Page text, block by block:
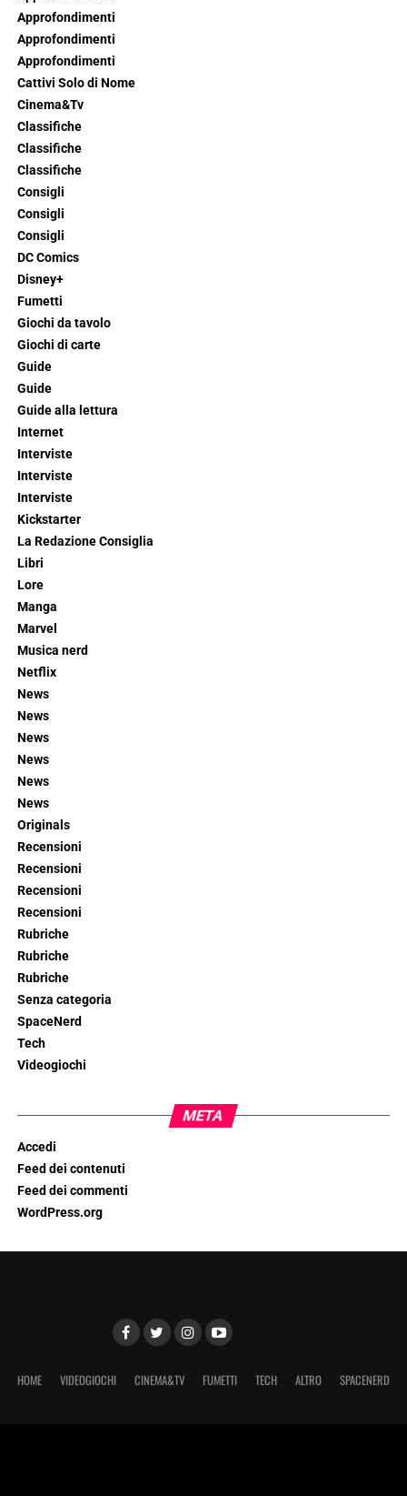
Approfondimenti
Approfondimenti
Approfondimenti
Cattivi Solo di Nome
Cinema&Tv
Classifiche
Classifiche
Classifiche
Consigli
Consigli
Consigli
DC Comics
Disney+
Fumetti
Giochi da tavolo
Giochi di carte
Guide
Guide
Guide alla lettura
Internet
Interviste
Interviste
Interviste
Kickstarter
La Redazione Consiglia
Libri
Lore
Manga
Marvel
Musica nerd
Netflix
News
News
News
News
News
News
Originals
Recensioni
Recensioni
Recensioni
Recensioni
Rubriche
Rubriche
Rubriche
Senza categoria
SpaceNerd
Tech
Videogiochi
META
Accedi
Feed dei contenuti
Feed dei commenti
WordPress.org
HOME VIDEOGIOCHI CINEMA&TV FUMETTI TECH ALTRO SPACENERD